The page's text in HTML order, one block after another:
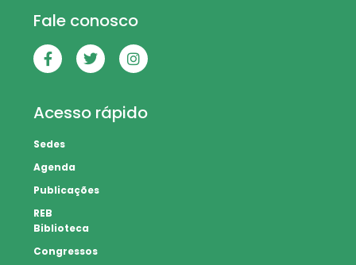
Fale conosco
Acesso rápido
Sedes
Agenda
Publicações
REB
Biblioteca
Congressos